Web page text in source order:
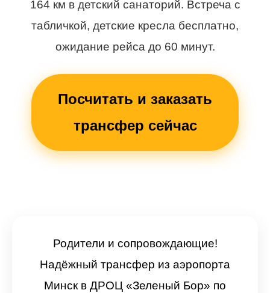
164 км в детский санаторий. Встреча с
табличкой, детские кресла бесплатно,
ожидание рейса до 60 минут.
Посчитать и заказать
трансфер сейчас
Родители и сопровождающие!
Надёжный трансфер из аэропорта
Минск в ДРОЦ «Зеленый Бор» по